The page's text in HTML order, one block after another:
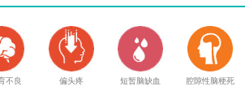
不良 偏头疼 短暂脑缺血 腔隙性脑梗死